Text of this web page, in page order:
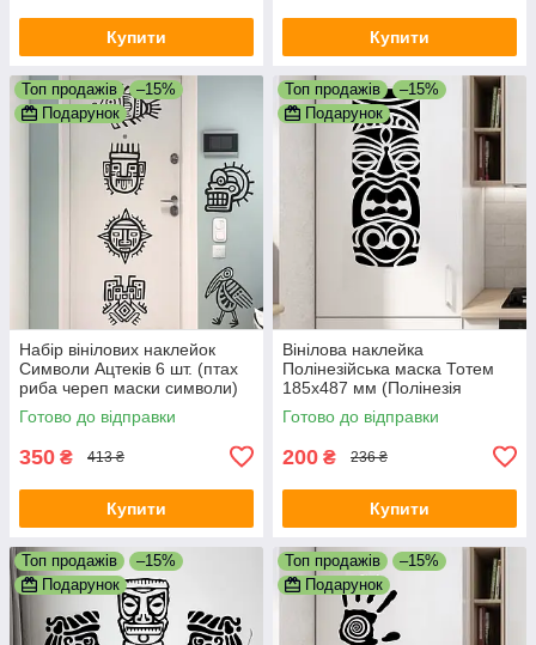
Купити Купити
Топ продажів
–15%
Подарунок
Набір вінілових наклейок
Символи Ацтеків 6 шт. (птах
риба череп маски символи)
Happy Pocket Чорний
матовий
Готово до відправки
350 ₴ 413 ₴
Купити
Топ продажів
–15%
Подарунок
Вінілова наклейка
Полінезійська маска Тотем
185х487 мм (Полінезія
символи) Happy Pocket
Чорний матовий
Готово до відправки
200 ₴ 236 ₴
Купити
Топ продажів
–15%
Подарунок
Топ продажів
–15%
Подарунок